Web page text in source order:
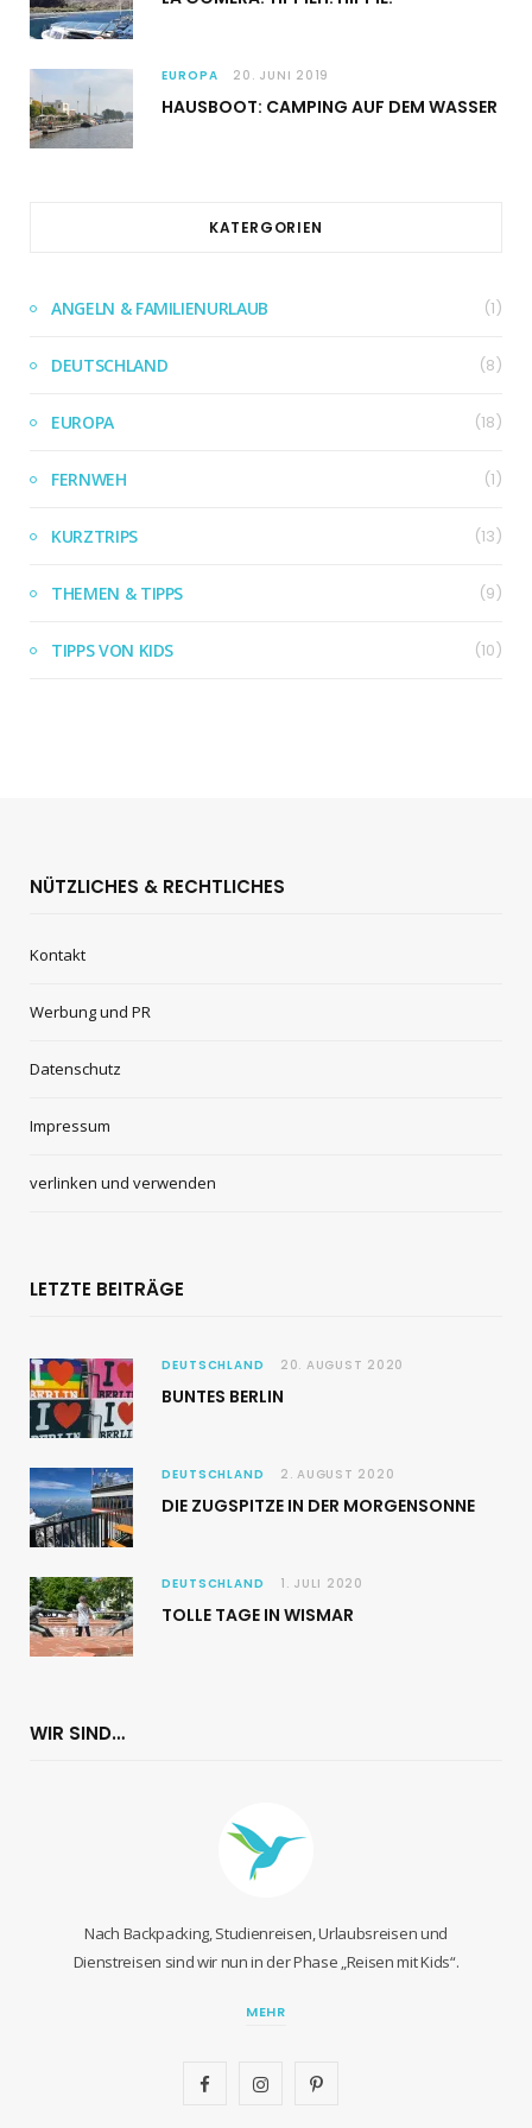
EUROPA 20. JUNI 2019
HAUSBOOT: CAMPING AUF DEM WASSER
KATERGORIEN
ANGELN & FAMILIENURLAUB (1)
DEUTSCHLAND (8)
EUROPA (18)
FERNWEH (1)
KURZTRIPS (13)
THEMEN & TIPPS (9)
TIPPS VON KIDS (10)
NÜTZLICHES & RECHTLICHES
Kontakt
Werbung und PR
Datenschutz
Impressum
verlinken und verwenden
LETZTE BEITRÄGE
DEUTSCHLAND 20. AUGUST 2020
BUNTES BERLIN
DEUTSCHLAND 2. AUGUST 2020
DIE ZUGSPITZE IN DER MORGENSONNE
DEUTSCHLAND 1. JULI 2020
TOLLE TAGE IN WISMAR
WIR SIND…
Nach Backpacking, Studienreisen, Urlaubsreisen und
Dienstreisen sind wir nun in der Phase „Reisen mit Kids“.
MEHR
F
I
P